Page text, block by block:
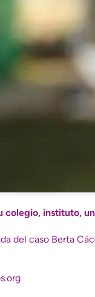
colegio, instituto,
del caso Berta